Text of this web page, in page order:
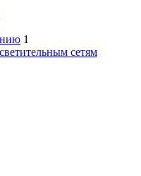
1
сетям